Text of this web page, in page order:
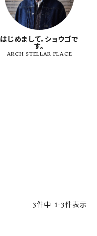
はじめまして。ショウゴで
す。
ARCH STELLAR PLACE
3件中 1-3件表示